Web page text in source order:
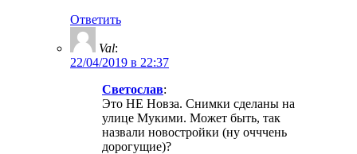
Ответить
Val:
22/04/2019 в 22:37
Светослав:
Это НЕ Новза. Снимки сделаны на
улице Мукими. Может быть, так
назвали новостройки (ну очччень
дорогущие)?